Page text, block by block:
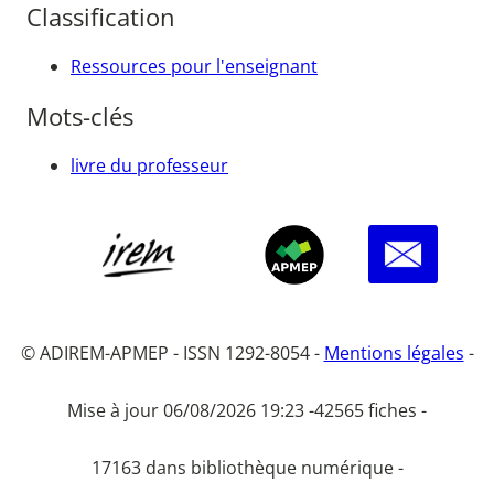
Classification
Ressources pour l'enseignant
Mots-clés
livre du professeur
© ADIREM-APMEP - ISSN 1292-8054 - Mentions légales -
Mise à jour 06/08/2026 19:23 -42565 fiches -
17163 dans bibliothèque numérique -